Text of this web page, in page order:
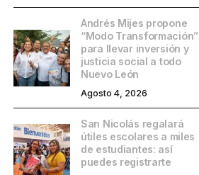
Andrés Mijes propone
“Modo Transformación”
para llevar inversión y
justicia social a todo
Nuevo León
Agosto 4, 2026
San Nicolás regalará
útiles escolares a miles
de estudiantes: así
puedes registrarte